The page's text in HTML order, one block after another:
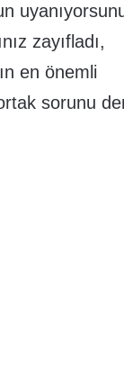
zayıfladı,
en önemli
sorunu